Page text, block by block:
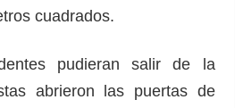
cuadrados.
pudieran salir de la
abrieron las puertas de